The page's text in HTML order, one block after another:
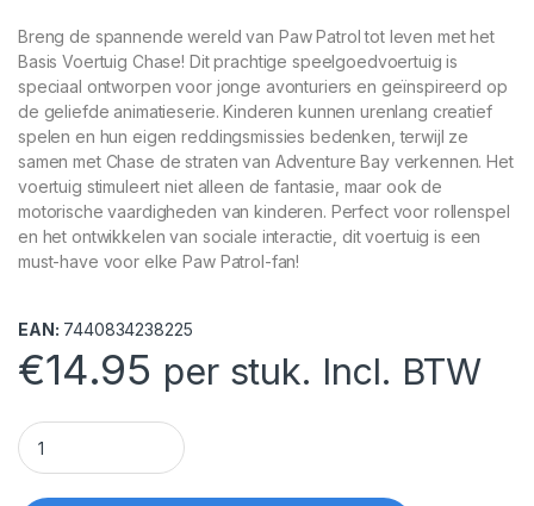
Breng de spannende wereld van Paw Patrol tot leven met het
Basis Voertuig Chase! Dit prachtige speelgoedvoertuig is
speciaal ontworpen voor jonge avonturiers en geïnspireerd op
de geliefde animatieserie. Kinderen kunnen urenlang creatief
spelen en hun eigen reddingsmissies bedenken, terwijl ze
samen met Chase de straten van Adventure Bay verkennen. Het
voertuig stimuleert niet alleen de fantasie, maar ook de
motorische vaardigheden van kinderen. Perfect voor rollenspel
en het ontwikkelen van sociale interactie, dit voertuig is een
must-have voor elke Paw Patrol-fan!
EAN: 7440834238225
€14.95 per stuk. Incl. BTW
Paw Patrol Basis Voertuig Chase quantity